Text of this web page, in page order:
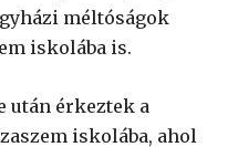
méltóságok
iskolába is.
után érkeztek a
iskolába, ahol